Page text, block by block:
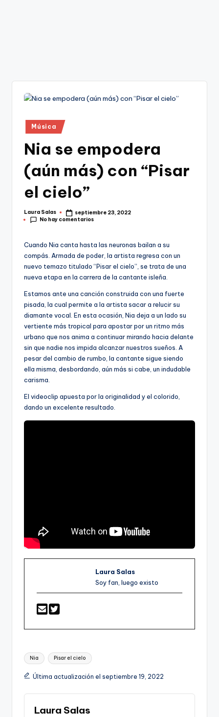
Publicado
en
Música
Nia se empodera
(aún más) con “Pisar
el cielo”
Publicado
por
Laura Salas
septiembre 23, 2022
No hay comentarios
Cuando Nia canta hasta las neuronas bailan a su
compás. Armada de poder, la artista regresa con un
nuevo temazo titulado “Pisar el cielo”, se trata de una
nueva etapa en la carrera de la cantante isleña.
Estamos ante una canción construida con una fuerte
pisada, la cual permite a la artista sacar a relucir su
diamante vocal. En esta ocasión, Nia deja a un lado su
vertiente más tropical para apostar por un ritmo más
urbano que nos anima a continuar mirando hacia delante
sin que nadie nos impida alcanzar nuestros sueños. A
pesar del cambio de rumbo, la cantante sigue siendo
ella misma, desbordando, aún más si cabe, un indudable
carisma.
El videoclip apuesta por la originalidad y el colorido,
dando un excelente resultado.
Laura Salas
Soy fan, luego existo
Etiquetas:
Nia Pisar el cielo
Última actualización el septiembre 19, 2022
Laura Salas